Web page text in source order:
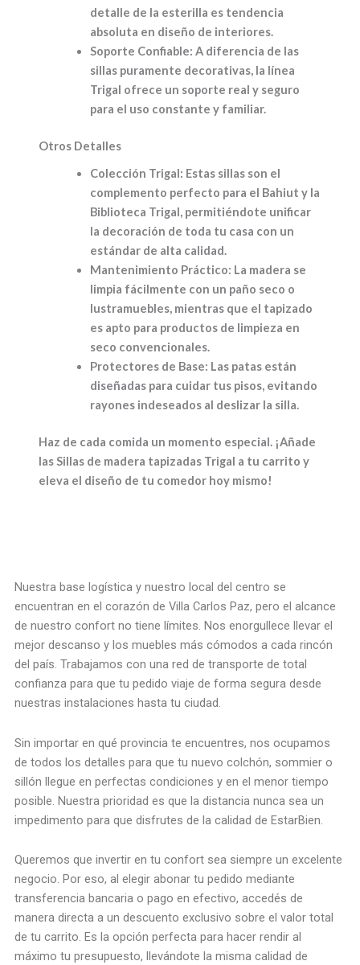
detalle de la esterilla es tendencia
absoluta en diseño de interiores.
Soporte Confiable: A diferencia de las
sillas puramente decorativas, la línea
Trigal ofrece un soporte real y seguro
para el uso constante y familiar.
Otros Detalles
Colección Trigal: Estas sillas son el
complemento perfecto para el Bahiut y la
Biblioteca Trigal, permitiéndote unificar
la decoración de toda tu casa con un
estándar de alta calidad.
Mantenimiento Práctico: La madera se
limpia fácilmente con un paño seco o
lustramuebles, mientras que el tapizado
es apto para productos de limpieza en
seco convencionales.
Protectores de Base: Las patas están
diseñadas para cuidar tus pisos, evitando
rayones indeseados al deslizar la silla.
Haz de cada comida un momento especial. ¡Añade
las Sillas de madera tapizadas Trigal a tu carrito y
eleva el diseño de tu comedor hoy mismo!
Nuestra base logística y nuestro local del centro se
encuentran en el corazón de Villa Carlos Paz, pero el alcance
de nuestro confort no tiene límites. Nos enorgullece llevar el
mejor descanso y los muebles más cómodos a cada rincón
del país. Trabajamos con una red de transporte de total
confianza para que tu pedido viaje de forma segura desde
nuestras instalaciones hasta tu ciudad.
Sin importar en qué provincia te encuentres, nos ocupamos
de todos los detalles para que tu nuevo colchón, sommier o
sillón llegue en perfectas condiciones y en el menor tiempo
posible. Nuestra prioridad es que la distancia nunca sea un
impedimento para que disfrutes de la calidad de EstarBien.
Queremos que invertir en tu confort sea siempre un excelente
negocio. Por eso, al elegir abonar tu pedido mediante
transferencia bancaria o pago en efectivo, accedés de
manera directa a un descuento exclusivo sobre el valor total
de tu carrito. Es la opción perfecta para hacer rendir al
máximo tu presupuesto, llevándote la misma calidad de